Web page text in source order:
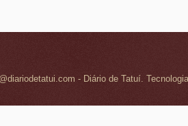
- Diário de Tatuí.